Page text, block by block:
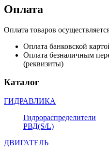
Оплата
Оплата товаров
Оплата банковской
Оплата безналичным
(реквизиты)
Каталог
ГИДРАВЛИКА
Гидрораспределители
РВД(S/L)
ДВИГАТЕЛЬ